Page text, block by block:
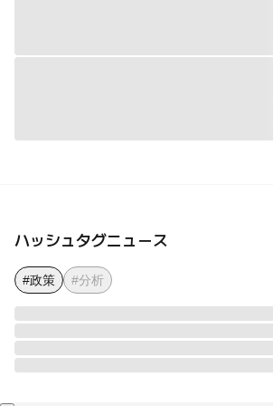
ハッシュタグニュース
#政策 #分析